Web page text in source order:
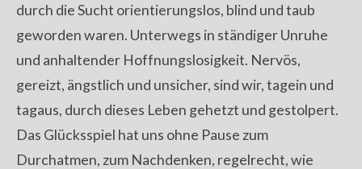
durch die Sucht orientierungslos, blind und taub
geworden waren. Unterwegs in ständiger Unruhe
und anhaltender Hoffnungslosigkeit. Nervös,
gereizt, ängstlich und unsicher, sind wir, tagein und
tagaus, durch dieses Leben gehetzt und gestolpert.
Das Glücksspiel hat uns ohne Pause zum
Durchatmen, zum Nachdenken, regelrecht, wie